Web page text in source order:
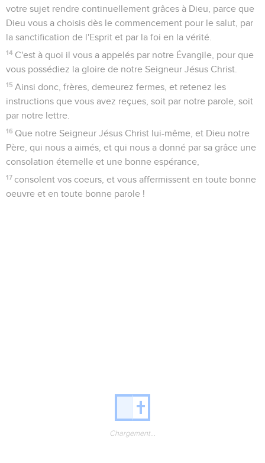
votre sujet rendre continuellement grâces à Dieu, parce que
Dieu vous a choisis dès le commencement pour le salut, par
la sanctification de l'Esprit et par la foi en la vérité.
14 C'est à quoi il vous a appelés par notre Évangile, pour que
vous possédiez la gloire de notre Seigneur Jésus Christ.
15 Ainsi donc, frères, demeurez fermes, et retenez les
instructions que vous avez reçues, soit par notre parole, soit
par notre lettre.
16 Que notre Seigneur Jésus Christ lui-même, et Dieu notre
Père, qui nous a aimés, et qui nous a donné par sa grâce une
consolation éternelle et une bonne espérance,
17 consolent vos coeurs, et vous affermissent en toute bonne
oeuvre et en toute bonne parole !